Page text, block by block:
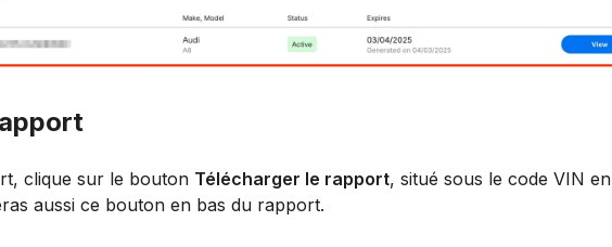
clique sur le bouton Télécharger le rapport, situé sous le code VIN en
aussi ce bouton en bas du rapport.